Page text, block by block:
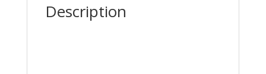
Description